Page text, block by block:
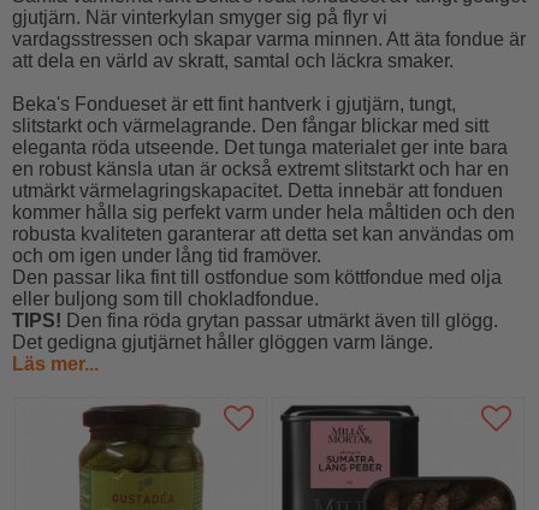
gjutjärn. När vinterkylan smyger sig på flyr vi
vardagsstressen och skapar varma minnen. Att äta fondue är
att dela en värld av skratt, samtal och läckra smaker.
Beka's Fondueset är ett fint hantverk i gjutjärn, tungt,
slitstarkt och värmelagrande. Den fångar blickar med sitt
eleganta röda utseende. Det tunga materialet ger inte bara
en robust känsla utan är också extremt slitstarkt och har en
utmärkt värmelagringskapacitet. Detta innebär att fonduen
kommer hålla sig perfekt varm under hela måltiden och den
robusta kvaliteten garanterar att detta set kan användas om
och om igen under lång tid framöver.
Den passar lika fint till ostfondue som köttfondue med olja
eller buljong som till chokladfondue.
TIPS! Den fina röda grytan passar utmärkt även till glögg.
Det gedigna gjutjärnet håller glöggen varm länge.
Läs mer...